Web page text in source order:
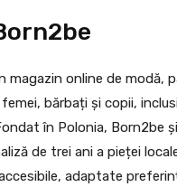
magazin online de modă,
bărbați și copii,
în Polonia, Born2be
de trei ani a pieței
adaptate